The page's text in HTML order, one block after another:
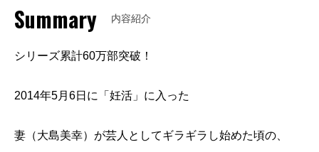
Summary 内容紹介
シリーズ累計60万部突破！
2014年5月6日に「妊活」に入った
妻（大島美幸）が芸人としてギラギラし始めた頃の、